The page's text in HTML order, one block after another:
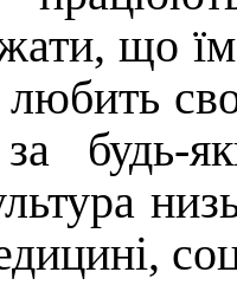
що їм
за